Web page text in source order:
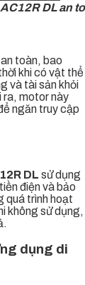
DL an
toàn, bao
khi có vật thể
và tài sản khỏi
ra, motor này
ngăn truy cập
DL sử dụng
điện và bảo
quá trình hoạt
không sử dụng,
dụng di